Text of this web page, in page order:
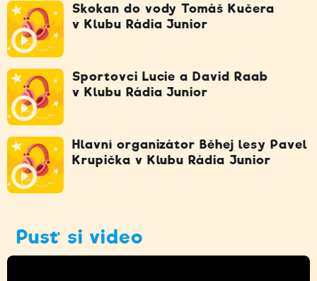
Skokan do vody Tomáš Kučera
v Klubu Rádia Junior
Sportovci Lucie a David Raab
v Klubu Rádia Junior
Hlavní organizátor Běhej lesy Pavel
Krupička v Klubu Rádia Junior
Pusť si video